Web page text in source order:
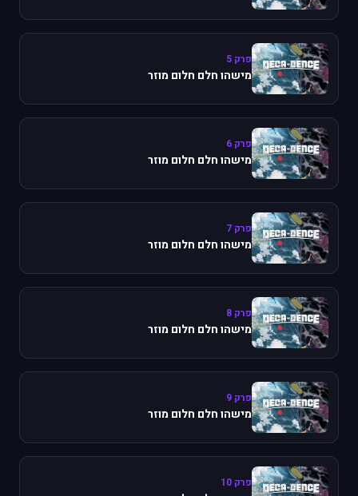
פרק 5
מישהו חלם חלום מוזר
פרק 6
מישהו חלם חלום מוזר
פרק 7
מישהו חלם חלום מוזר
פרק 8
מישהו חלם חלום מוזר
פרק 9
מישהו חלם חלום מוזר
פרק 10